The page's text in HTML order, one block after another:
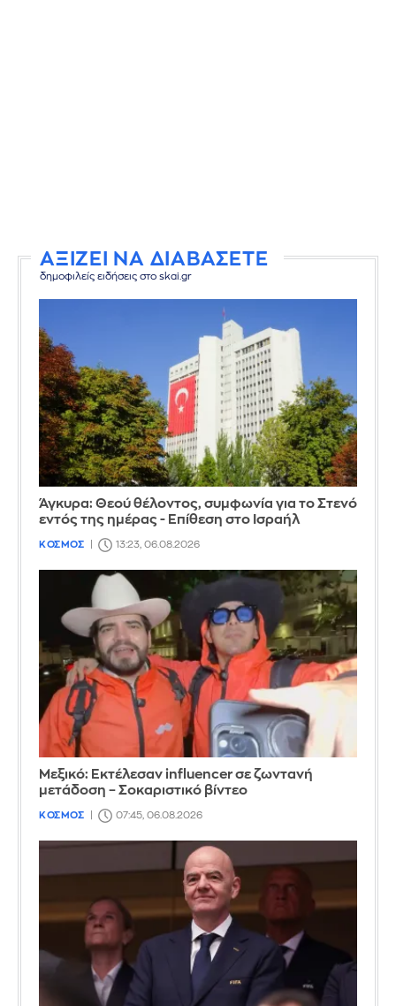
ΑΞΙΖΕΙ ΝΑ ΔΙΑΒΑΣΕΤΕ
δημοφιλείς ειδήσεις στο skai.gr
Άγκυρα: Θεού θέλοντος, συμφωνία για το Στενό
εντός της ημέρας - Επίθεση στο Ισραήλ
ΚΟΣΜΟΣ 13:23, 06.08.2026
Μεξικό: Εκτέλεσαν influencer σε ζωντανή
μετάδοση – Σοκαριστικό βίντεο
ΚΟΣΜΟΣ 07:45, 06.08.2026